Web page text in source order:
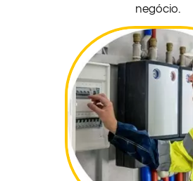
negócio.